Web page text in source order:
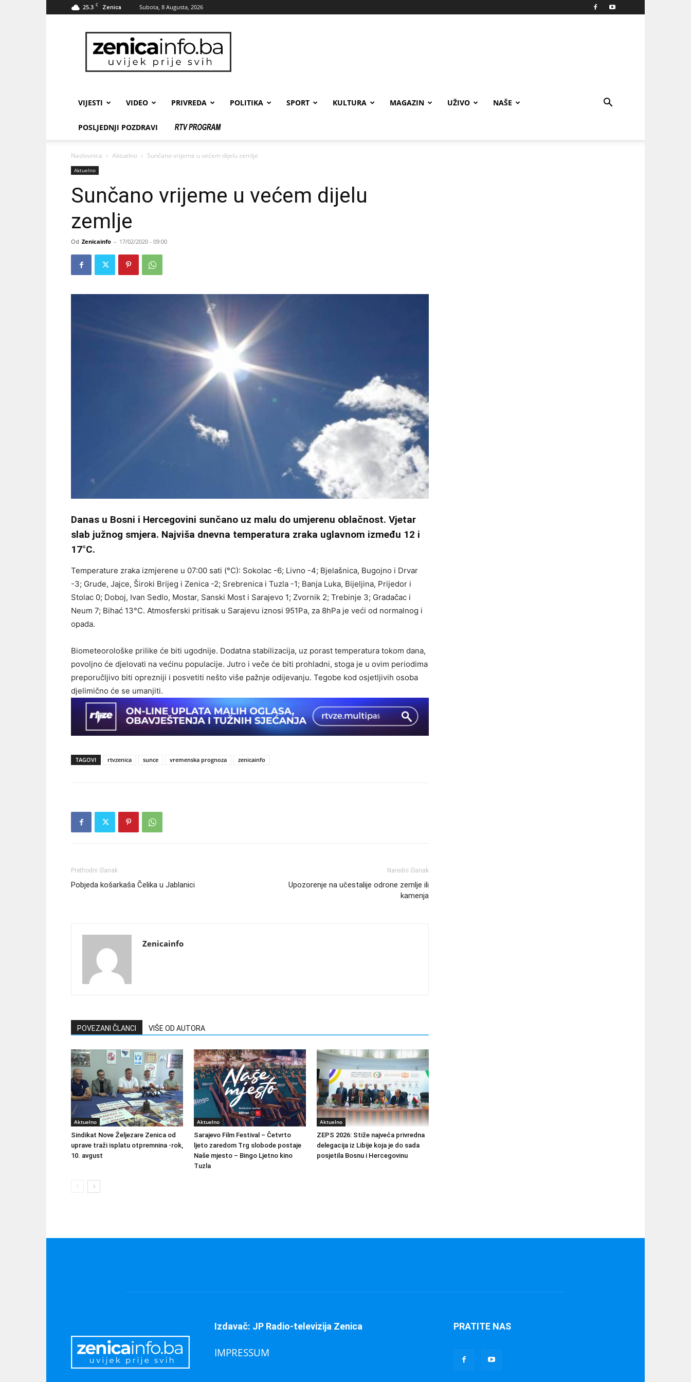
25.3 C Zenica Subota, 8 Augusta, 2026
zenicainfo.ba
VIJESTI VIDEO PRIVREDA POLITIKA SPORT KULTURA MAGAZIN UŽIVO NAŠE
POSLJEDNJI POZDRAVI
Naslovnica Aktuelno Sunčano vrijeme u većem dijelu zemlje
Aktuelno
Sunčano vrijeme u većem dijelu
zemlje
Od Zenicainfo - 17/02/2020 - 09:00
Danas u Bosni i Hercegovini sunčano uz malu do umjerenu oblačnost. Vjetar
slab južnog smjera. Najviša dnevna temperatura zraka uglavnom između 12 i
17°C.
Temperature zraka izmjerene u 07:00 sati (°C): Sokolac -6; Livno -4; Bjelašnica, Bugojno i Drvar
-3; Grude, Jajce, Široki Brijeg i Zenica -2; Srebrenica i Tuzla -1; Banja Luka, Bijeljina, Prijedor i
Stolac 0; Doboj, Ivan Sedlo, Mostar, Sanski Most i Sarajevo 1; Zvornik 2; Trebinje 3; Gradačac i
Neum 7; Bihać 13°C. Atmosferski pritisak u Sarajevu iznosi 951Pa, za 8hPa je veći od normalnog i
opada.
Biometeorološke prilike će biti ugodnije. Dodatna stabilizacija, uz porast temperatura tokom dana,
povoljno će djelovati na većinu populacije. Jutro i veče će biti prohladni, stoga je u ovim periodima
preporučljivo biti oprezniji i posvetiti nešto više pažnje odijevanju. Tegobe kod osjetljivih osoba
djelimično će se umanjiti.
TAGOVI rtvzenica sunce vremenska prognoza zenicainfo
Prethodni članak
Pobjeda košarkaša Čelika u Jablanici
Naredni članak
Upozorenje na učestalije odrone zemlje ili
kamenja
Zenicainfo
POVEZANI ČLANCI VIŠE OD AUTORA
Aktuelno
Sindikat Nove Željezare Zenica od
uprave traži isplatu otpremnina -rok,
10. avgust
Aktuelno
Sarajevo Film Festival – Četvrto
ljeto zaredom Trg slobode postaje
Naše mjesto – Bingo Ljetno kino
Tuzla
Aktuelno
ZEPS 2026: Stiže najveća privredna
delegacija iz Libije koja je do sada
posjetila Bosnu i Hercegovinu
Izdavač: JP Radio-televizija Zenica
IMPRESSUM
PRATITE NAS